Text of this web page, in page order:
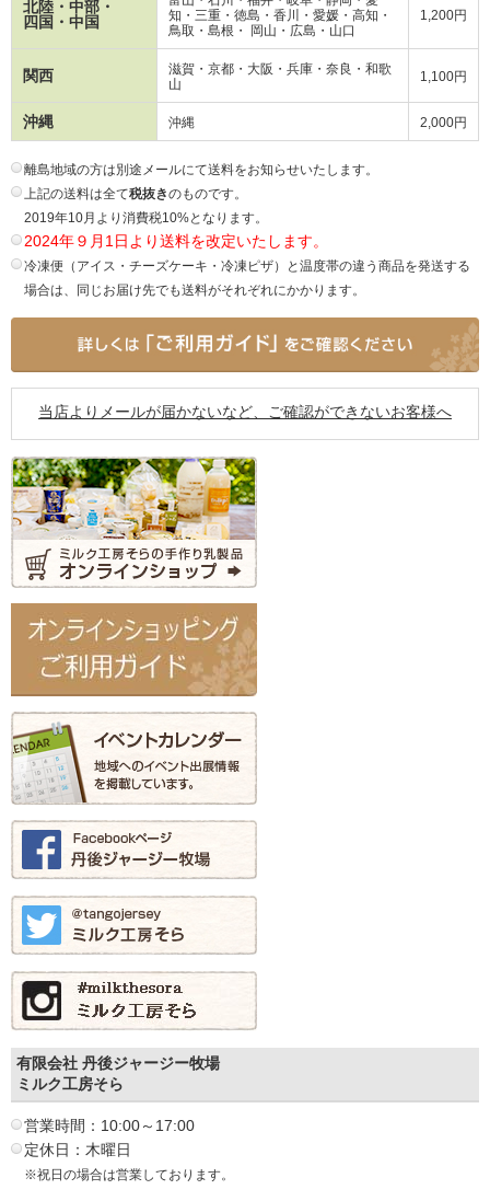
北陸・中部・
四国・中国
知・三重・徳島・香川・愛媛・高知・
鳥取・島根・ 岡山・広島・山口
1,200円
関西
滋賀・京都・大阪・兵庫・奈良・和歌
山
1,100円
沖縄 沖縄 2,000円
離島地域の方は別途メールにて送料をお知らせいたします。
上記の送料は全て税抜きのものです。
2019年10月より消費税10%となります。
2024年９月1日より送料を改定いたします。
冷凍便（アイス・チーズケーキ・冷凍ピザ）と温度帯の違う商品を発送する
場合は、同じお届け先でも送料がそれぞれにかかります。
当店よりメールが届かないなど、ご確認ができないお客様へ
有限会社 丹後ジャージー牧場
ミルク工房そら
営業時間：10:00～17:00
定休日：木曜日
※祝日の場合は営業しております。